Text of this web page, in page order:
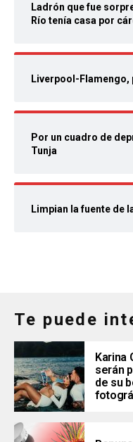
Ladrón que fue
Río tenía casa por
Liverpool-Flamengo,
Por un cuadro de
Tunja
Limpian la fuente de
Te puede
Karina
serán
de su